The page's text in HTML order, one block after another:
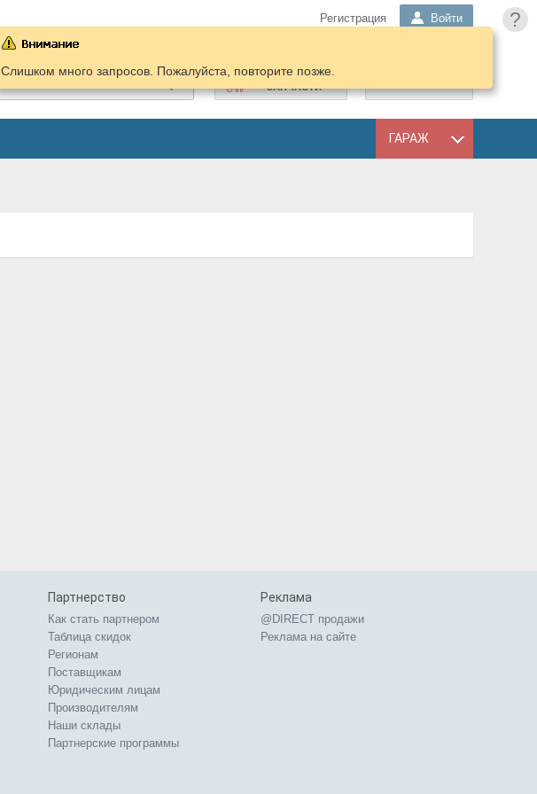
?
Регистрация Войти
ПОДОБРАТЬ
ЗАПЧАСТИ
ГАРАЖ
Слишком много запросов. Пожалуйста, повторите позже.
Партнерство
Как стать партнером
Таблица скидок
Регионам
Поставщикам
Юридическим лицам
Производителям
Наши склады
Партнерские программы
Реклама
@DIRECT продажи
Реклама на сайте